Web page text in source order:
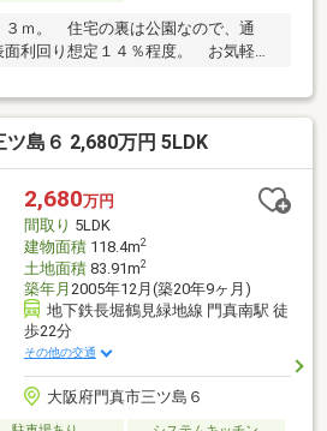
３ｍ。 住宅の裏は公園なので、通
利回り想定１４％程度。 お気軽に
ツ島６ 2,680万円 5LDK
2,680万円
間取り 5LDK
建物面積118.4m2
土地面積83.91m2
築年月 2005年12月(築20年9ヶ月)
地下鉄長堀鶴見緑地線 門真南駅 徒
歩22分
その他の交通
大阪府門真市三ツ島６